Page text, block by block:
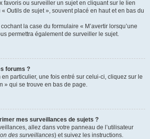
favoris ou surveiller un sujet en cliquant sur le lien
Outils de sujet », souvent placé en haut et en bas du
la case du formulaire « M’avertir lorsqu’une
permettra également de surveiller le sujet.
forums ?
particulier, une fois entré sur celui-ci, cliquez sur le
» qui se trouve en bas de page.
mes surveillances de sujets ?
allez dans votre panneau de l’utilisateur
des surveillances) et suivez les instructions.